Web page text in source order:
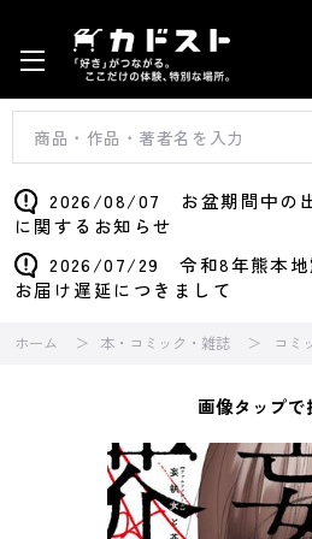
2026/08/07 お盆期間中の
に関するお知らせ
2026/07/29 令和8年熊本地
お届け遅延につきまして
ホーム 本・コミック・雑誌 コミ
画像タップで